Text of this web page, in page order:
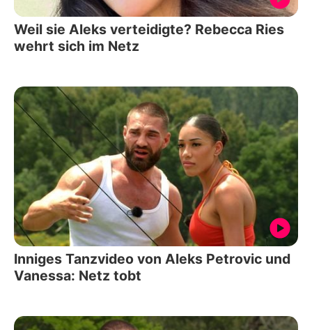
Weil sie Aleks verteidigte? Rebecca Ries
wehrt sich im Netz
Inniges Tanzvideo von Aleks Petrovic und
Vanessa: Netz tobt